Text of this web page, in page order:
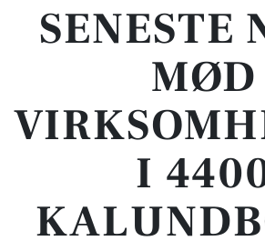
SENESTE
MØD
I